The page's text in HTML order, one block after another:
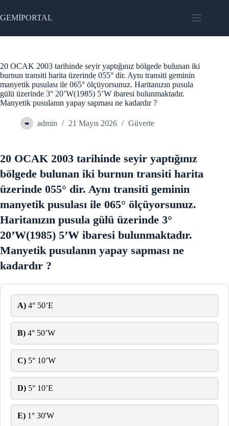
to
content
GEMİPORTAL
20 OCAK 2003 tarihinde seyir yaptığınız bölgede bulunan iki
burnun transiti harita üzerinde 055° dir. Aynı transiti geminin
manyetik pusulası ile 065° ölçüyorsunuz. Haritanızın pusula
gülü üzerinde 3° 20’W(1985) 5’W ibaresi bulunmaktadır.
Manyetik pusulanın yapay sapması ne kadardır ?
admin 21 Mayıs 2026 Güverte
20 OCAK 2003 tarihinde seyir yaptığınız
bölgede bulunan iki burnun transiti harita
üzerinde 055° dir. Aynı transiti geminin
manyetik pusulası ile 065° ölçüyorsunuz.
Haritanızın pusula gülü üzerinde 3°
20’W(1985) 5’W ibaresi bulunmaktadır.
Manyetik pusulanın yapay sapması ne
kadardır ?
A) 4° 50’E
B) 4° 50’W
C) 5° 10’W
D) 5° 10’E
E) 1° 30'W